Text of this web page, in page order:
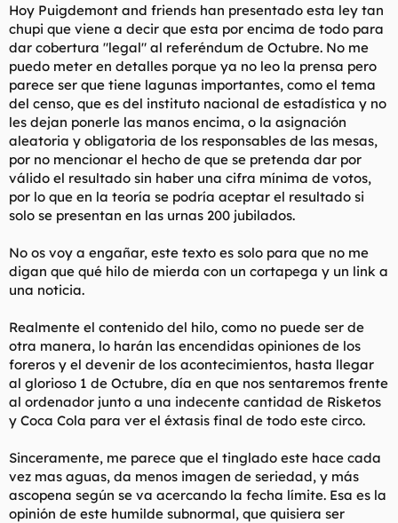
Hoy Puigdemont and friends han presentado esta ley tan
chupi que viene a decir que esta por encima de todo para
dar cobertura "legal" al referéndum de Octubre. No me
puedo meter en detalles porque ya no leo la prensa pero
parece ser que tiene lagunas importantes, como el tema
del censo, que es del instituto nacional de estadística y no
les dejan ponerle las manos encima, o la asignación
aleatoria y obligatoria de los responsables de las mesas,
por no mencionar el hecho de que se pretenda dar por
válido el resultado sin haber una cifra mínima de votos,
por lo que en la teoría se podría aceptar el resultado si
solo se presentan en las urnas 200 jubilados.
No os voy a engañar, este texto es solo para que no me
digan que qué hilo de mierda con un cortapega y un link a
una noticia.
Realmente el contenido del hilo, como no puede ser de
otra manera, lo harán las encendidas opiniones de los
foreros y el devenir de los acontecimientos, hasta llegar
al glorioso 1 de Octubre, día en que nos sentaremos frente
al ordenador junto a una indecente cantidad de Risketos
y Coca Cola para ver el éxtasis final de todo este circo.
Sinceramente, me parece que el tinglado este hace cada
vez mas aguas, da menos imagen de seriedad, y más
ascopena según se va acercando la fecha límite. Esa es la
opinión de este humilde subnormal, que quisiera ser